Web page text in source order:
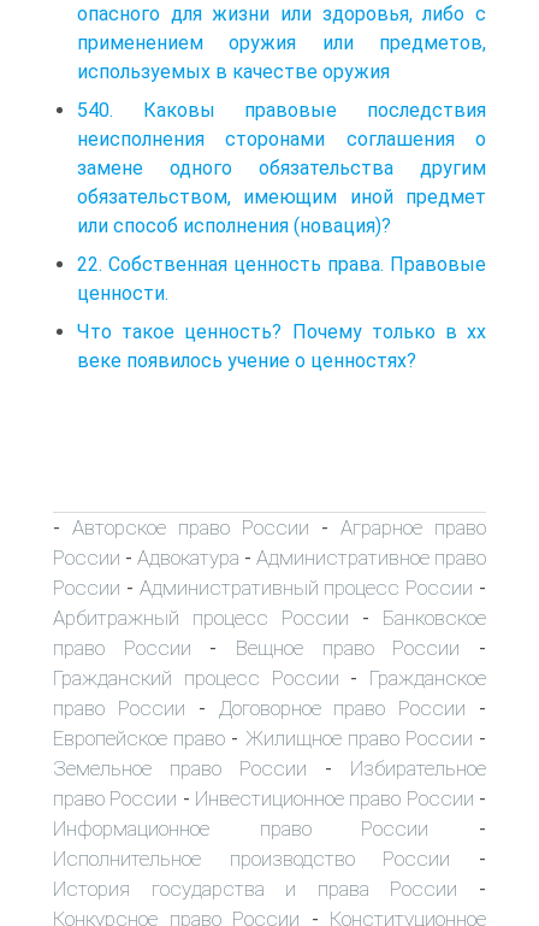
опасного для жизни или здоровья, либо с
применением оружия или предметов,
используемых в качестве оружия
540. Каковы правовые последствия
неисполнения сторонами соглашения о
замене одного обязательства другим
обязательством, имеющим иной предмет
или способ исполнения (новация)?
22. Собственная ценность права. Правовые
ценности.
Что такое ценность? Почему только в xx
веке появилось учение о ценностях?
- Авторское право России - Аграрное право
России - Адвокатура - Административное право
России - Административный процесс России -
Арбитражный процесс России - Банковское
право России - Вещное право России -
Гражданский процесс России - Гражданское
право России - Договорное право России -
Европейское право - Жилищное право России -
Земельное право России - Избирательное
право России - Инвестиционное право России -
Информационное право России -
Исполнительное производство России -
История государства и права России -
Конкурсное право России - Конституционное